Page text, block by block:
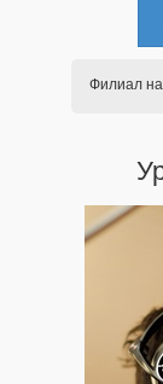
Филиал на